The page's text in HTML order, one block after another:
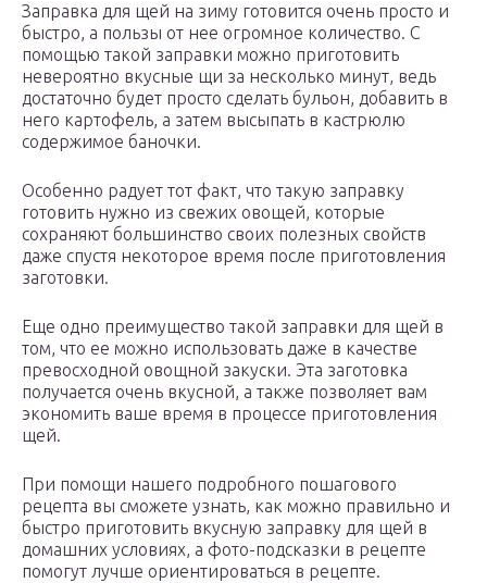
Заправка для щей на зиму готовится очень просто и
быстро, а пользы от нее огромное количество. С
помощью такой заправки можно приготовить
невероятно вкусные щи за несколько минут, ведь
достаточно будет просто сделать бульон, добавить в
него картофель, а затем высыпать в кастрюлю
содержимое баночки.
Особенно радует тот факт, что такую заправку
готовить нужно из свежих овощей, которые
сохраняют большинство своих полезных свойств
даже спустя некоторое время после приготовления
заготовки.
Еще одно преимущество такой заправки для щей в
том, что ее можно использовать даже в качестве
превосходной овощной закуски. Эта заготовка
получается очень вкусной, а также позволяет вам
экономить ваше время в процессе приготовления
щей.
При помощи нашего подробного пошагового
рецепта вы сможете узнать, как можно правильно и
быстро приготовить вкусную заправку для щей в
домашних условиях, а фото-подсказки в рецепте
помогут лучше ориентироваться в рецепте.